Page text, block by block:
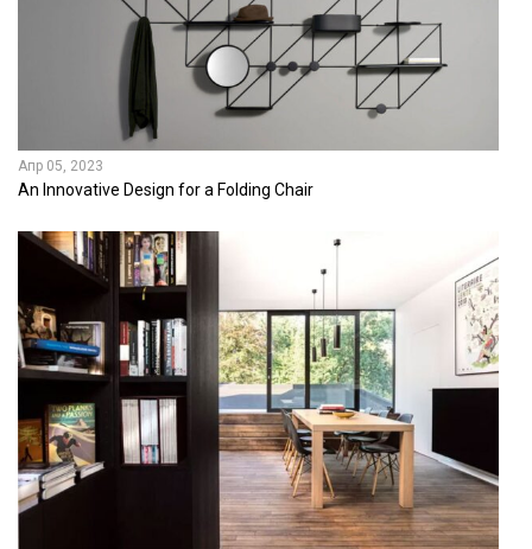
Апр 05, 2023
An Innovative Design for a Folding Chair